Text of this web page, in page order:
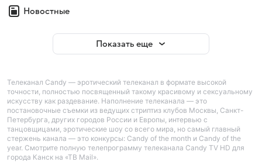
Новостные
Показать еще
Телеканал Candy — эротический телеканал в формате высокой
точности, полностью посвященный такому красивому и сексуальному
искусству как раздевание. Наполнение телеканала — это
постановочные съемки из ведущих стриптиз клубов Москвы, Санкт-
Петербурга, других городов России и Европы, интервью с
танцовщицами, эротические шоу со всего мира, но самый главный
стержень канала — это конкурсы: Candy of the month и Candy of the
year. Смотрите полную телепрограмму телеканала Candy TV HD для
города Канск на «ТВ Mail».